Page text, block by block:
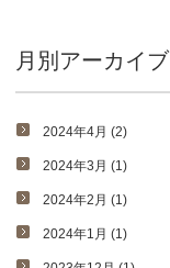
月別アーカイブ
2024年4月 (2)
2024年3月 (1)
2024年2月 (1)
2024年1月 (1)